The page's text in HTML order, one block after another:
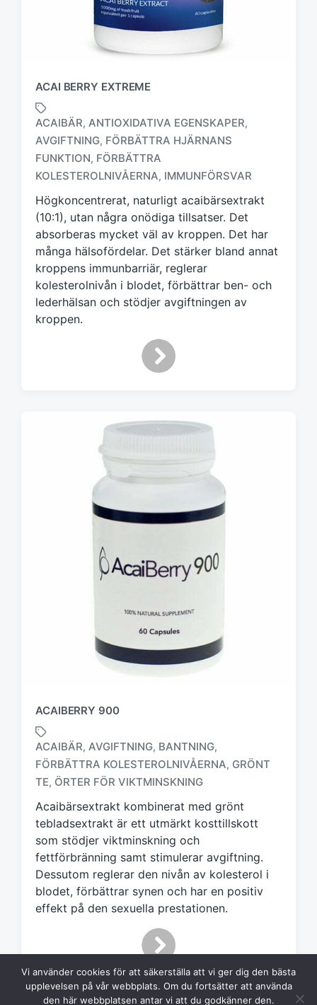
ACAI BERRY EXTREME
ä
r
k
t
m
e
d
ACAIBÄR, ANTIOXIDATIVA EGENSKAPER,
AVGIFTNING, FÖRBÄTTRA HJÄRNANS
FUNKTION, FÖRBÄTTRA
KOLESTEROLNIVÅERNA, IMMUNFÖRSVAR
Högkoncentrerat, naturligt acaibärsextrakt
(10:1), utan några onödiga tillsatser. Det
absorberas mycket väl av kroppen. Det har
många hälsofördelar. Det stärker bland annat
kroppens immunbarriär, reglerar
kolesterolnivån i blodet, förbättrar ben- och
lederhälsan och stödjer avgiftningen av
kroppen.
ACAIBERRY 900
M
ä
k
t
m
e
d
ACAIBÄR, AVGIFTNING, BANTNING,
FÖRBÄTTRA KOLESTEROLNIVÅERNA, GRÖNT
TE, ÖRTER FÖR VIKTMINSKNING
Acaibärsextrakt kombinerat med grönt
tebladsextrakt är ett utmärkt kosttillskott
som stödjer viktminskning och
fettförbränning samt stimulerar avgiftning.
Dessutom reglerar den nivån av kolesterol i
blodet, förbättrar synen och har en positiv
effekt på den sexuella prestationen.
Vi använder cookies för att säkerställa att vi ger dig den bästa
upplevelsen på vår webbplats. Om du fortsätter att använda
den här webbplatsen antar vi att du godkänner den.